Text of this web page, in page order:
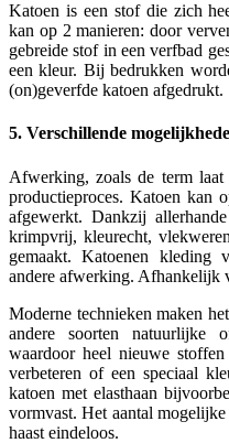
Katoen is een stof die zich
kan op 2 manieren: door
gebreide stof in een verfbad
een kleur. Bij bedrukken
(on)geverfde katoen afgedrukt.
5. Verschillende
Afwerking, zoals de term laat
productieproces. Katoen kan
afgewerkt. Dankzij
krimpvrij, kleurecht,
gemaakt. Katoenen kleding
andere afwerking. Afhankelijk
Moderne technieken maken
andere soorten natuurlijke
waardoor heel nieuwe
verbeteren of een speciaal
katoen met elasthaan
vormvast. Het aantal
haast eindeloos.